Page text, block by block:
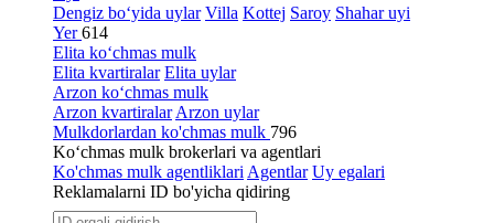
Dengiz bo‘yida uylar Villa Kottej Saroy Shahar uyi
Yer614
Elita ko‘chmas mulk
Elita kvartiralar Elita uylar
Arzon ko‘chmas mulk
Arzon kvartiralar Arzon uylar
Mulkdorlardan ko'chmas mulk 796
Ko‘chmas mulk brokerlari va agentlari
Ko'chmas mulk agentliklari Agentlar Uy egalari
Reklamalarni ID bo'yicha qidiring